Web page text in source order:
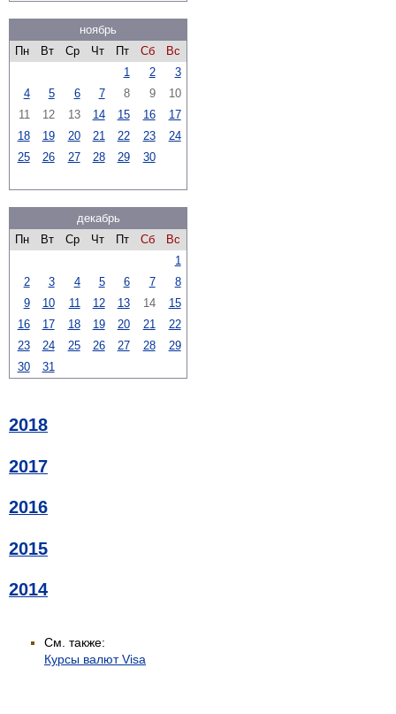
ноябрь
Пн
Вт Ср Чт Пт Сб
Вс
1
2
3
4
5 6 7 8 9
10
11
12 13 14 15 16
17
18
19 20 21 22 23
24
25
26 27 28 29 30
декабрь
Пн
Вт Ср Чт Пт Сб
Вс
1
2
3 4 5 6 7
8
9
10 11 12 13 14
15
16
17 18 19 20 21
22
23
24 25 26 27 28
29
30
31
2018
2017
2016
2015
2014
См. также:
Курсы валют Visa